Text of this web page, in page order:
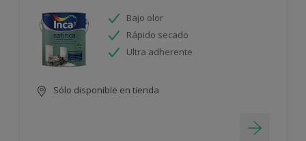
Bajo olor
Rápido secado
Ultra adherente
Sólo disponible en tienda